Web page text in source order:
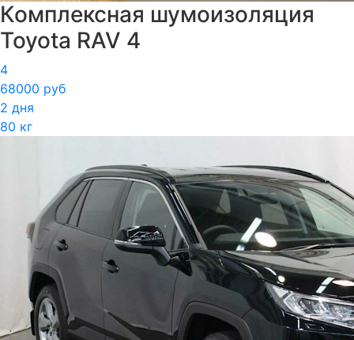
Комплексная шумоизоляция
Toyota RAV 4
4
68000 руб
2 дня
80 кг